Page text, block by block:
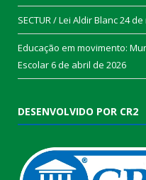
SECTUR / Lei Aldir Blanc24 de
Educação em movimento:
Escolar6 de abril de 2026
DESENVOLVIDO POR CR2